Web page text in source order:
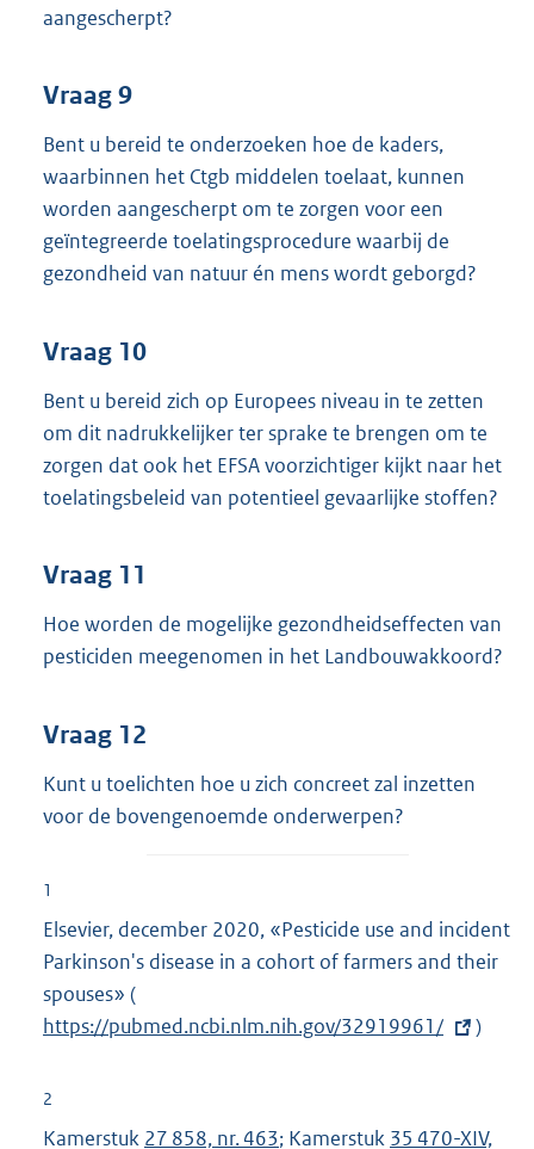
aangescherpt?
Vraag 9
Bent u bereid te onderzoeken hoe de kaders,
waarbinnen het Ctgb middelen toelaat, kunnen
worden aangescherpt om te zorgen voor een
geïntegreerde toelatingsprocedure waarbij de
gezondheid van natuur én mens wordt geborgd?
Vraag 10
Bent u bereid zich op Europees niveau in te zetten
om dit nadrukkelijker ter sprake te brengen om te
zorgen dat ook het EFSA voorzichtiger kijkt naar het
toelatingsbeleid van potentieel gevaarlijke stoffen?
Vraag 11
Hoe worden de mogelijke gezondheidseffecten van
pesticiden meegenomen in het Landbouwakkoord?
Vraag 12
Kunt u toelichten hoe u zich concreet zal inzetten
voor de bovengenoemde onderwerpen?
1
Elsevier, december 2020, «Pesticide use and incident
Parkinson's disease in a cohort of farmers and their
spouses» (
x
https://pubmed.ncbi.nlm.nih.gov/32919961/ )
2
Kamerstuk 27 858, nr. 463; Kamerstuk 35 470-XIV,